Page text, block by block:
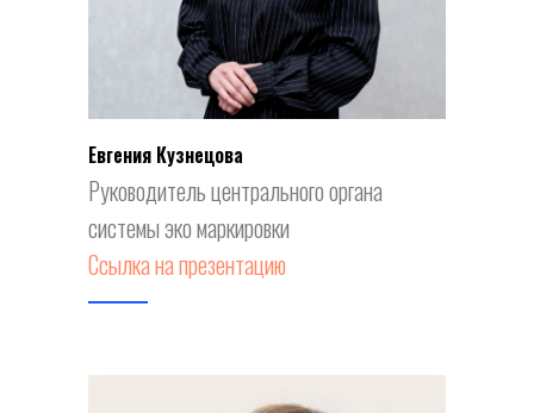
Евгения Кузнецова
Руководитель центрального органа
системы эко маркировки
Ссылка на презентацию